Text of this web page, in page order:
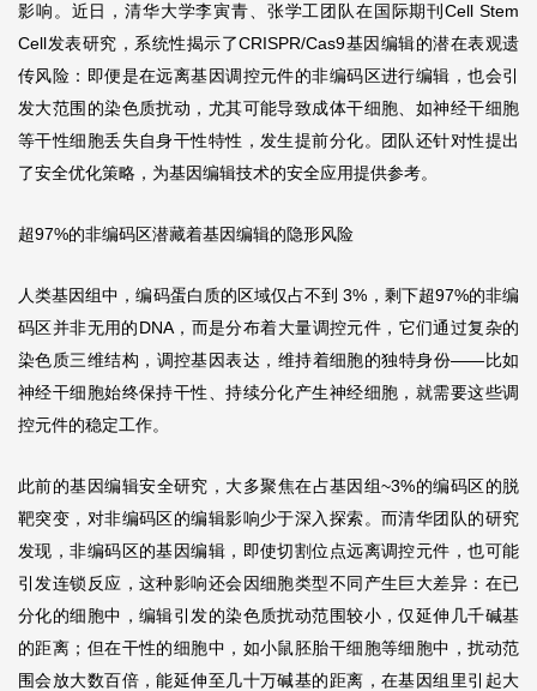
影响。近日，清华大学李寅青、张学工团队在国际期刊Cell Stem
Cell发表研究，系统性揭示了CRISPR/Cas9基因编辑的潜在表观遗
传风险：即便是在远离基因调控元件的非编码区进行编辑，也会引
发大范围的染色质扰动，尤其可能导致成体干细胞、如神经干细胞
等干性细胞丢失自身干性特性，发生提前分化。团队还针对性提出
了安全优化策略，为基因编辑技术的安全应用提供参考。
超97%的非编码区潜藏着基因编辑的隐形风险
人类基因组中，编码蛋白质的区域仅占不到 3%，剩下超97%的非编
码区并非无用的DNA，而是分布着大量调控元件，它们通过复杂的
染色质三维结构，调控基因表达，维持着细胞的独特身份——比如
神经干细胞始终保持干性、持续分化产生神经细胞，就需要这些调
控元件的稳定工作。
此前的基因编辑安全研究，大多聚焦在占基因组~3%的编码区的脱
靶突变，对非编码区的编辑影响少于深入探索。而清华团队的研究
发现，非编码区的基因编辑，即使切割位点远离调控元件，也可能
引发连锁反应，这种影响还会因细胞类型不同产生巨大差异：在已
分化的细胞中，编辑引发的染色质扰动范围较小，仅延伸几千碱基
的距离；但在干性的细胞中，如小鼠胚胎干细胞等细胞中，扰动范
围会放大数百倍，能延伸至几十万碱基的距离，在基因组里引起大